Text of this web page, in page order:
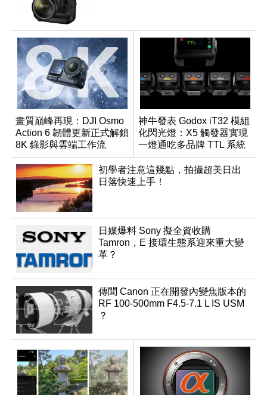
畫質巔峰再現：DJI Osmo
Action 6 韌體更新正式解鎖
8K 錄影與雲端工作流
神牛發表 Godox iT32 模組
化閃光燈：X5 觸發器實現
一燈通吃多品牌 TTL 系統
初學者注意這幾點，拍攝超美日出
日落快速上手！
日媒爆料 Sony 擬全資收購
Tamron，E 接環生態系迎來重大變
革？
傳聞 Canon 正在開發內變焦版本的
RF 100-500mm F4.5-7.1 L IS USM
？